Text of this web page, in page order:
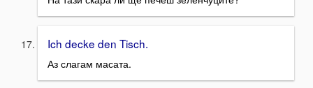
Ich decke den Tisch.
Аз слагам масата.